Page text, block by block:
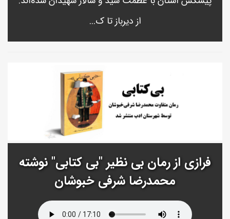
از دیرباز تا ک...
فرازی از رمان بی نظیر "بی کتابی" نوشته
محمدرضا شرفی خبوشان